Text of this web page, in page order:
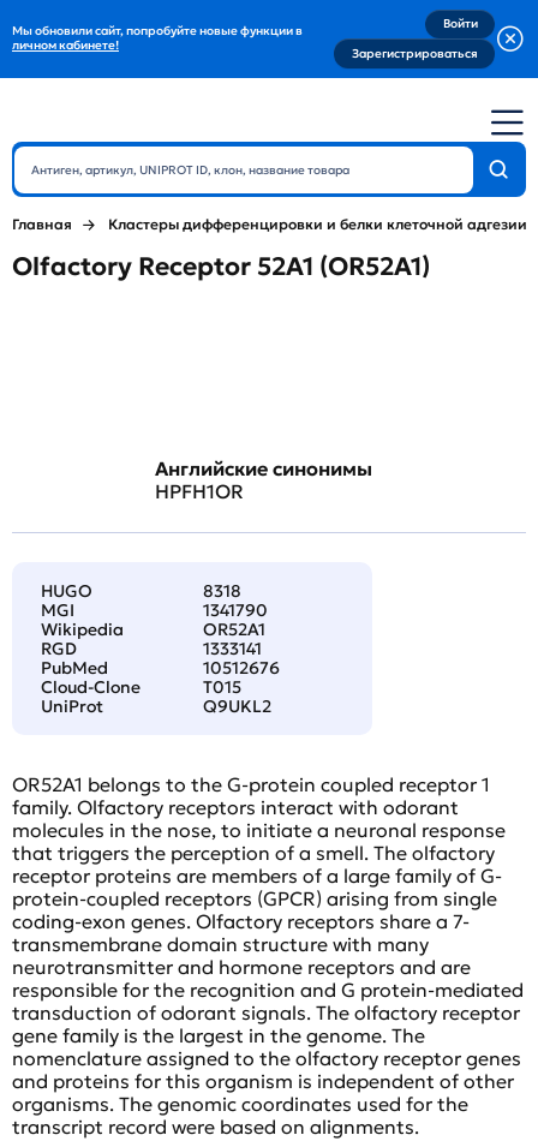
Мы обновили сайт, попробуйте новые функции в
личном кабинете!
Войти
Зарегистрироваться
Главная Кластеры дифференцировки и белки клеточной адгезии
Olfactory Receptor 52A1 (OR52A1)
Английские синонимы
HPFH1OR
HUGO
8318
MGI
1341790
Wikipedia
OR52A1
RGD
1333141
PubMed
10512676
Cloud-Clone
T015
UniProt
Q9UKL2
OR52A1 belongs to the G-protein coupled receptor 1
family. Olfactory receptors interact with odorant
molecules in the nose, to initiate a neuronal response
that triggers the perception of a smell. The olfactory
receptor proteins are members of a large family of G-
protein-coupled receptors (GPCR) arising from single
coding-exon genes. Olfactory receptors share a 7-
transmembrane domain structure with many
neurotransmitter and hormone receptors and are
responsible for the recognition and G protein-mediated
transduction of odorant signals. The olfactory receptor
gene family is the largest in the genome. The
nomenclature assigned to the olfactory receptor genes
and proteins for this organism is independent of other
organisms. The genomic coordinates used for the
transcript record were based on alignments.